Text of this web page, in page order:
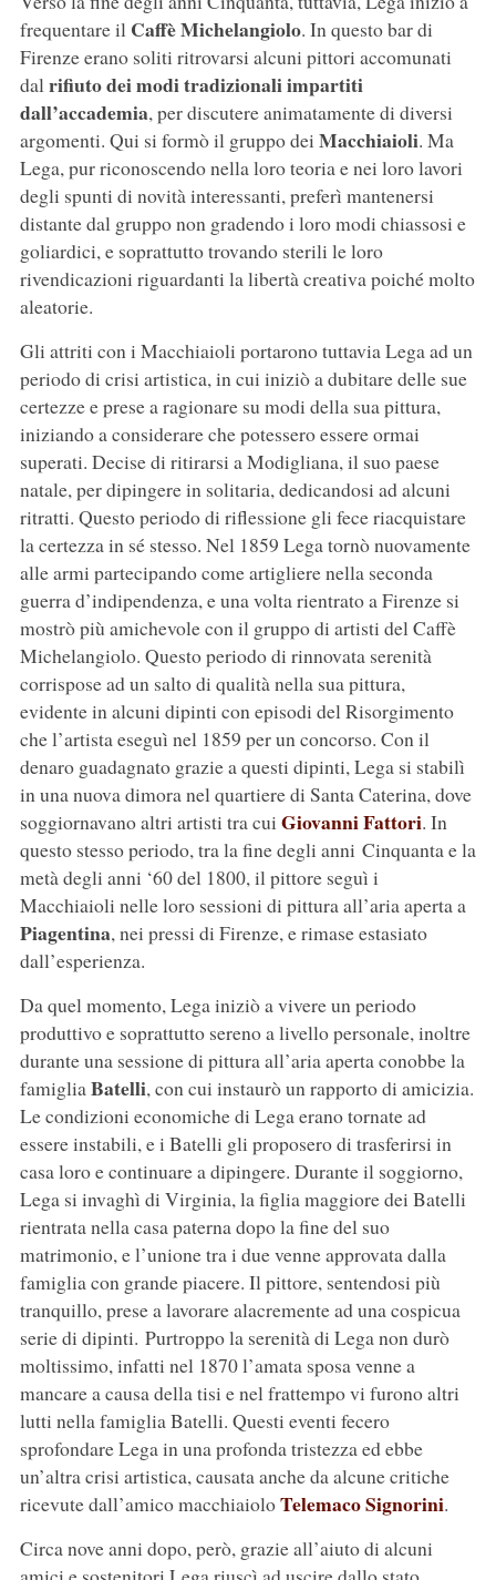
frequentare il Caffè Michelangiolo. In questo bar di
Firenze erano soliti ritrovarsi alcuni pittori accomunati
dalrifiuto dei modi tradizionali impartiti
dall’accademia, per discutere animatamente di diversi
argomenti. Qui si formò il gruppo dei Macchiaioli. Ma
Lega, pur riconoscendo nella loro teoria e nei loro lavori
degli spunti di novità interessanti, preferì mantenersi
distante dal gruppo non gradendo i loro modi chiassosi e
goliardici, e soprattutto trovando sterili le loro
rivendicazioni riguardanti la libertà creativa poiché molto
aleatorie.
Gli attriti con i Macchiaioli portarono tuttavia Lega ad un
periodo di crisi artistica, in cui iniziò a dubitare delle sue
certezze e prese a ragionare su modi della sua pittura,
iniziando a considerare che potessero essere ormai
superati. Decise di ritirarsi a Modigliana, il suo paese
natale, per dipingere in solitaria, dedicandosi ad alcuni
ritratti. Questo periodo di riflessione gli fece riacquistare
la certezza in sé stesso. Nel 1859 Lega tornò nuovamente
alle armi partecipando come artigliere nella seconda
guerra d’indipendenza, e una volta rientrato a Firenze si
mostrò più amichevole con il gruppo di artisti del Caffè
Michelangiolo. Questo periodo di rinnovata serenità
corrispose ad un salto di qualità nella sua pittura,
evidente in alcuni dipinti con episodi del Risorgimento
che l’artista eseguì nel 1859 per un concorso. Con il
denaro guadagnato grazie a questi dipinti, Lega si stabilì
in una nuova dimora nel quartiere di Santa Caterina, dove
soggiornavano altri artisti tra cui Giovanni Fattori. In
questo stesso periodo, tra la fine degli anni Cinquanta e la
metà degli anni ‘60 del 1800, il pittore seguì i
Macchiaioli nelle loro sessioni di pittura all’aria aperta a
Piagentina, nei pressi di Firenze, e rimase estasiato
dall’esperienza.
Da quel momento, Lega iniziò a vivere un periodo
produttivo e soprattutto sereno a livello personale, inoltre
durante una sessione di pittura all’aria aperta conobbe la
famigliaBatelli, con cui instaurò un rapporto di amicizia.
Le condizioni economiche di Lega erano tornate ad
essere instabili, e i Batelli gli proposero di trasferirsi in
casa loro e continuare a dipingere. Durante il soggiorno,
Lega si invaghì di Virginia, la figlia maggiore dei Batelli
rientrata nella casa paterna dopo la fine del suo
matrimonio, e l’unione tra i due venne approvata dalla
famiglia con grande piacere. Il pittore, sentendosi più
tranquillo, prese a lavorare alacremente ad una cospicua
serie di dipinti. Purtroppo la serenità di Lega non durò
moltissimo, infatti nel 1870 l’amata sposa venne a
mancare a causa della tisi e nel frattempo vi furono altri
lutti nella famiglia Batelli. Questi eventi fecero
sprofondare Lega in una profonda tristezza ed ebbe
un’altra crisi artistica, causata anche da alcune critiche
ricevute dall’amico macchiaioloTelemaco Signorini.
Circa nove anni dopo, però, grazie all’aiuto di alcuni